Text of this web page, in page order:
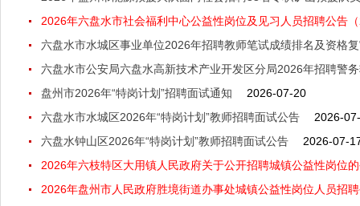
2026年六盘水市社会福利中心公益性岗位及见习人员招聘公告
六盘水市水城区事业单位2026年招聘教师笔试成绩排名及资格
六盘水市公安局六盘水高新技术产业开发区分局2026年招聘警
盘州市2026年“特岗计划”招聘面试通知
2026-07-20
六盘水市水城区2026年“特岗计划”教师招聘面试公告
2026-
六盘水钟山区2026年“特岗计划”教师招聘面试公告
2026-07-
2026年六枝特区大用镇人民政府关于公开招聘城镇公益性岗位
2026年盘州市人民政府胜境街道办事处城镇公益性岗位人员招